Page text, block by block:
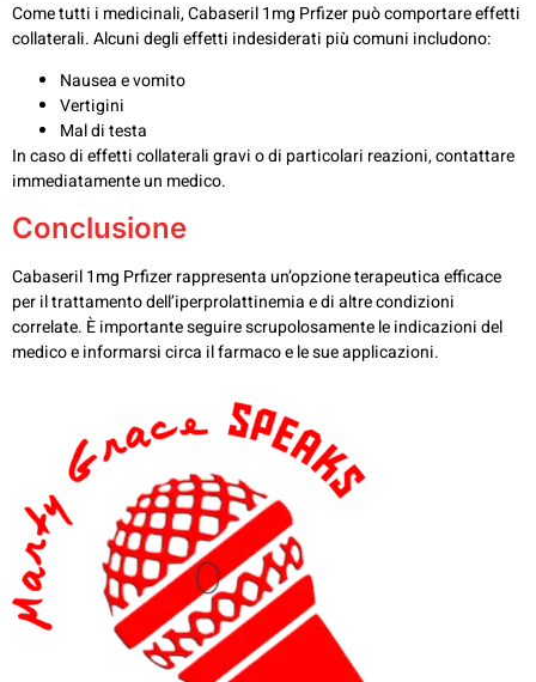
Come tutti i medicinali, Cabaseril 1mg Prfizer può comportare effetti
collaterali. Alcuni degli effetti indesiderati più comuni includono:
Nausea e vomito
Vertigini
Mal di testa
In caso di effetti collaterali gravi o di particolari reazioni, contattare
immediatamente un medico.
Conclusione
Cabaseril 1mg Prfizer rappresenta un’opzione terapeutica efficace
per il trattamento dell’iperprolattinemia e di altre condizioni
correlate. È importante seguire scrupolosamente le indicazioni del
medico e informarsi circa il farmaco e le sue applicazioni.